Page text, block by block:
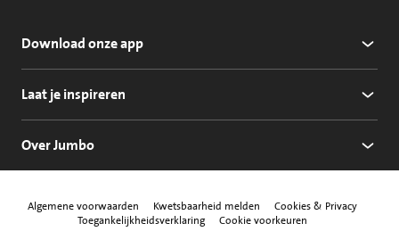
Download onze app
Laat je inspireren
Over Jumbo
Algemene voorwaarden Kwetsbaarheid melden
Cookies & Privacy
Toegankelijkheidsverklaring
Cookie voorkeuren